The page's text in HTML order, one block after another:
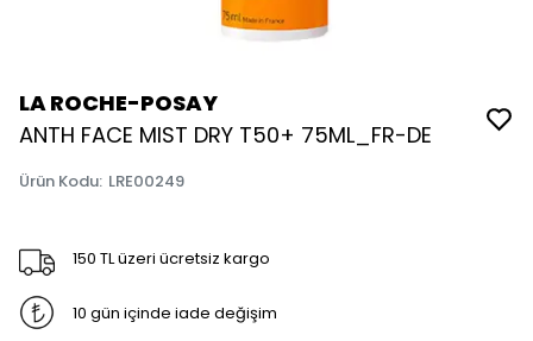
LA ROCHE-POSAY
ANTH FACE MIST DRY T50+ 75ML_FR-DE
Ürün Kodu: LRE00249
150 TL üzeri ücretsiz kargo
10 gün içinde iade değişim